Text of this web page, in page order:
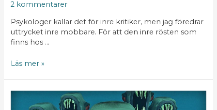
2 kommentarer
Psykologer kallar det för inre kritiker, men jag föredrar
uttrycket inre mobbare. För att den inre rösten som
finns hos …
Läs mer »
Fler
verktyg